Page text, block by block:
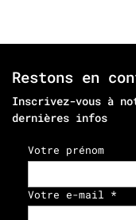
Restons en
Inscrivez-vous à
dernières infos
Votre prénom
Votre e-mail *